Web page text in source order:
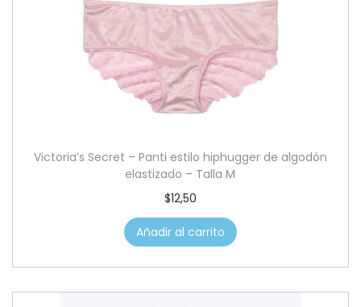
Victoria’s Secret – Panti estilo hiphugger de algodón
elastizado – Talla M
$12,50
Añadir al carrito